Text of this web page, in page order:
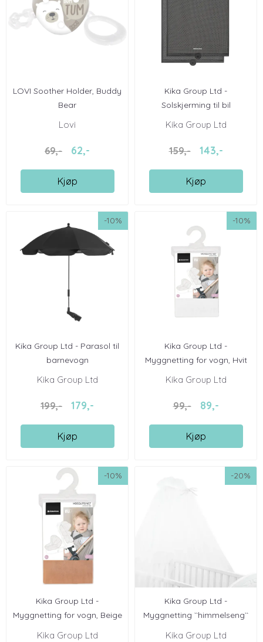
LOVI Soother Holder, Buddy
Bear
Lovi
69,- 62,-
Kjøp
Kika Group Ltd -
Solskjerming til bil
Kika Group Ltd
159,- 143,-
Kjøp
-10%
Kika Group Ltd - Parasol til
barnevogn
Kika Group Ltd
199,- 179,-
Kjøp
-10%
Kika Group Ltd -
Myggnetting for vogn, Hvit
Kika Group Ltd
99,- 89,-
Kjøp
-10%
Kika Group Ltd -
Myggnetting for vogn, Beige
Kika Group Ltd
-20%
Kika Group Ltd -
Myggnetting ``himmelseng``
Kika Group Ltd